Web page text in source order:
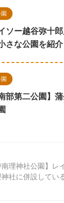
ソー越谷弥十
さな公園を紹介
南部第二公園】
南理神社公園】
社に併設してい